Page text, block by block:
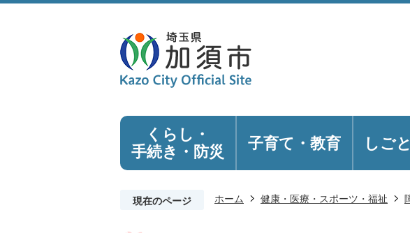
くらし・
手続き ・防災 子育て・教育 しご
現在のページ ホーム 健康・医療・スポーツ・福祉